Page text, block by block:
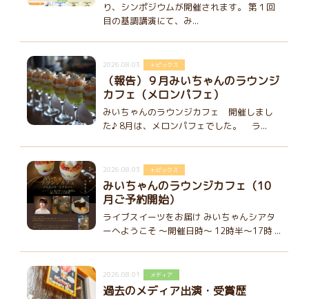
り、シンポジウムが開催されます。 第１回
目の基調講演にて、み...
2026.08.03 トピックス
（報告）９月みいちゃんのラウンジ
カフェ（メロンパフェ）
みいちゃんのラウンジカフェ 開催しまし
た♪ 8月は、メロンパフェでした。 ラ...
2026.08.03 トピックス
みいちゃんのラウンジカフェ（10
月ご予約開始）
ライブスイーツをお届け みいちゃんシアタ
ーへようこそ ～開催日時～ 12時半～17時 ...
2026.08.01 メディア
過去のメディア出演・受賞歴